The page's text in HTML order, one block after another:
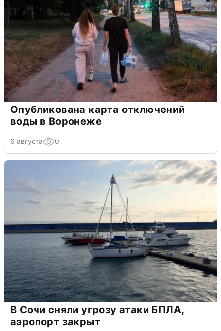
Опубликована карта отключений
воды в Воронеже
6 августа 0
В Сочи сняли угрозу атаки БПЛА,
аэропорт закрыт